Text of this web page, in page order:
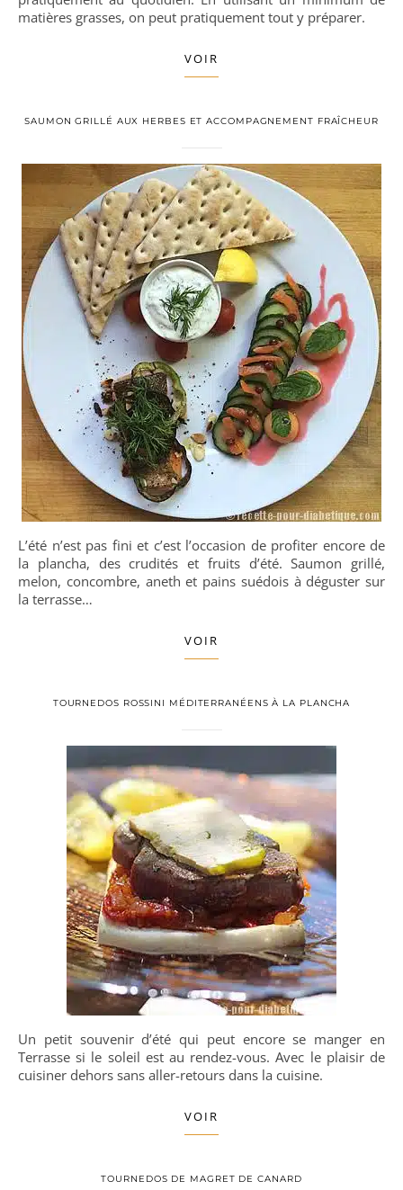
matières grasses, on peut pratiquement tout y préparer.
VOIR
SAUMON GRILLÉ AUX HERBES ET ACCOMPAGNEMENT FRAÎCHEUR
L’été n’est pas fini et c’est l’occasion de profiter encore de
la plancha, des crudités et fruits d’été. Saumon grillé,
melon, concombre, aneth et pains suédois à déguster sur
la terrasse…
VOIR
TOURNEDOS ROSSINI MÉDITERRANÉENS À LA PLANCHA
Un petit souvenir d’été qui peut encore se manger en
Terrasse si le soleil est au rendez-vous. Avec le plaisir de
cuisiner dehors sans aller-retours dans la cuisine.
VOIR
TOURNEDOS DE MAGRET DE CANARD